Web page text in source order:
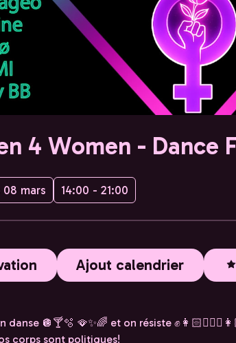
4 Women - Dance
mars 14:00 - 21:00
Ajout calendrier
danse 🪩🍸🫧 🪭✨🌈 et on résiste
corps sont politiques!